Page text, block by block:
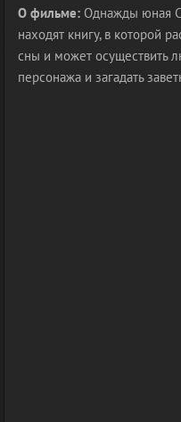
О фильме: Однажды юная
находят книгу, в которой
сны и может осуществить
персонажа и загадать